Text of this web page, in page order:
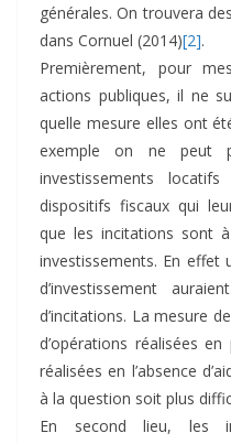
générales. On trouvera
dans Cornuel (2014)[2].
Premièrement, pour
actions publiques, il ne
quelle mesure elles ont
exemple on ne peut
investissements
dispositifs fiscaux qui
que les incitations sont
investissements. En effet
d’investissement
d’incitations. La mesure
d’opérations réalisées
réalisées en l’absence
à la question soit plus
En second lieu, les